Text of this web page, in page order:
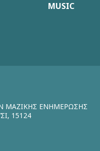
MUSIC
ΜΑΖΙΚΗΣ ΕΝΗΜΕΡΩΣΗΣ
15124